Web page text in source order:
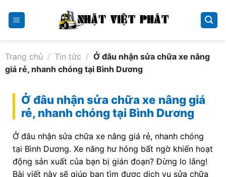
content
Trang chủ / Tin tức / Ở đâu nhận sửa chữa xe nâng
giá rẻ, nhanh chóng tại Bình Dương
Ở đâu nhận sửa chữa xe nâng giá
rẻ, nhanh chóng tại Bình Dương
Ở đâu nhận sửa chữa xe nâng giá rẻ, nhanh chóng
tại Bình Dương. Xe nâng hư hỏng bất ngờ khiến hoạt
động sản xuất của bạn bị gián đoạn? Đừng lo lắng!
Bài viết này sẽ giúp bạn tìm được dịch vụ sửa chữa